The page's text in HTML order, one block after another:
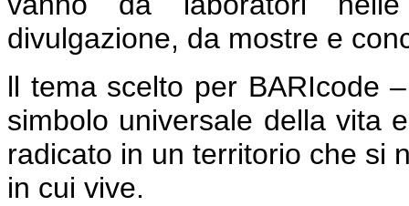
divulgazione, da mostre e
ll tema scelto per BARIcode
simbolo universale della vita
radicato in un territorio che si
in cui vive.